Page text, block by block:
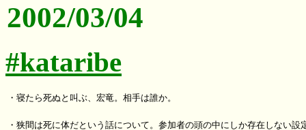
2002/03/04
#kataribe
・寝たら死ぬと叫ぶ、宏竜。相手は誰か。
・狭間は死に体だという話について。参加者の頭の中にしか存在しない設